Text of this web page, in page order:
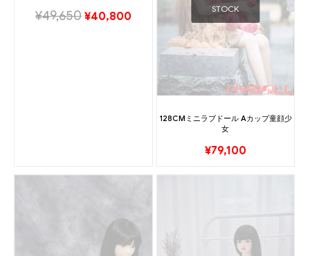
¥49,650 ¥40,800
STOCK
128CMミニラブドール Aカップ童顔少
女
¥79,100